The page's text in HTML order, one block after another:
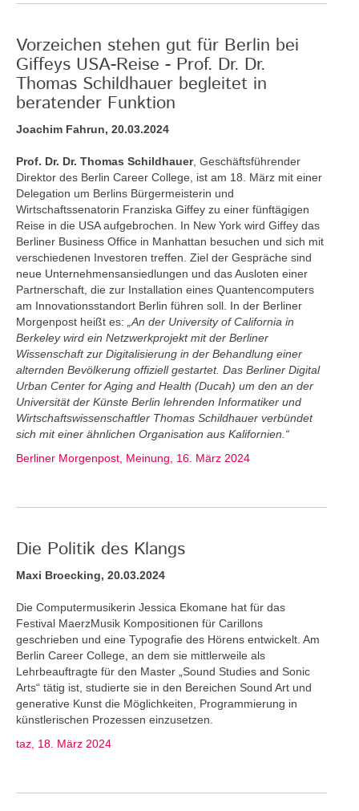
Vorzeichen stehen gut für Berlin bei
Giffeys USA-Reise - Prof. Dr. Dr.
Thomas Schildhauer begleitet in
beratender Funktion
Joachim Fahrun, 20.03.2024
Prof. Dr. Dr. Thomas Schildhauer, Geschäftsführender
Direktor des Berlin Career College, ist am 18. März mit einer
Delegation um Berlins Bürgermeisterin und
Wirtschaftssenatorin Franziska Giffey zu einer fünftägigen
Reise in die USA aufgebrochen. In New York wird Giffey das
Berliner Business Office in Manhattan besuchen und sich mit
verschiedenen Investoren treffen. Ziel der Gespräche sind
neue Unternehmensansiedlungen und das Ausloten einer
Partnerschaft, die zur Installation eines Quantencomputers
am Innovationsstandort Berlin führen soll. In der Berliner
Morgenpost heißt es:
„An der University of California in
Berkeley wird ein Netzwerkprojekt mit der Berliner
Wissenschaft zur Digitalisierung in der Behandlung einer
alternden Bevölkerung offiziell gestartet. Das Berliner Digital
Urban Center for Aging and Health (Ducah) um den an der
Universität der Künste Berlin lehrenden Informatiker und
Wirtschaftswissenschaftler Thomas Schildhauer verbündet
sich mit einer ähnlichen Organisation aus Kalifornien.“
Berliner Morgenpost, Meinung, 16. März 2024
Die Politik des Klangs
Maxi Broecking, 20.03.2024
Die Computermusikerin Jessica Ekomane hat für das
Festival MaerzMusik Kompositionen für Carillons
geschrieben und eine Typografie des Hörens entwickelt. Am
Berlin Career College, an dem sie mittlerweile als
Lehrbeauftragte für den Master „Sound Studies and Sonic
Arts“ tätig ist, studierte sie in den Bereichen Sound Art und
generative Kunst die Möglichkeiten, Programmierung in
künstlerischen Prozessen einzusetzen.
taz, 18. März 2024